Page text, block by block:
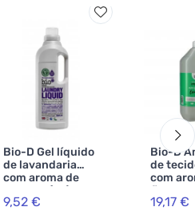
Bio-D Gel líquido
de lavandaria
com aroma de
lavanda (1 L)
9,52 €
Bio-D
de
com
L)
19,17 €